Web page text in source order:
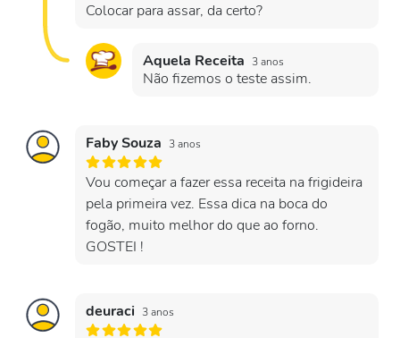
Colocar para assar, da certo?
Aquela Receita 3 anos
Não fizemos o teste assim.
Faby Souza 3 anos
Vou começar a fazer essa receita na frigideira
pela primeira vez. Essa dica na boca do
fogão, muito melhor do que ao forno.
GOSTEI !
deuraci 3 anos